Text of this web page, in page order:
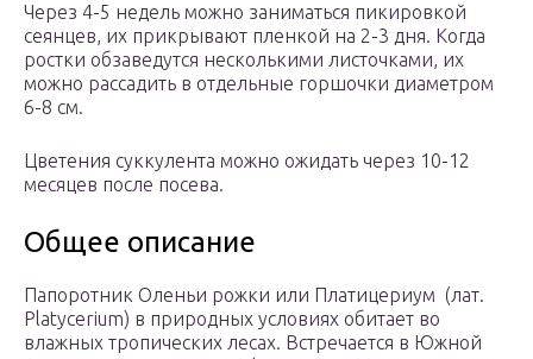
Через 4-5 недель можно заниматься пикировкой
сеянцев, их прикрывают пленкой на 2-3 дня. Когда
ростки обзаведутся несколькими листочками, их
можно рассадить в отдельные горшочки диаметром
6-8 см.
Цветения суккулента можно ожидать через 10-12
месяцев после посева.
Общее описание
Папоротник Оленьи рожки или Платицериум (лат.
Platycerium) в природных условиях обитает во
влажных тропических лесах. Встречается в Южной